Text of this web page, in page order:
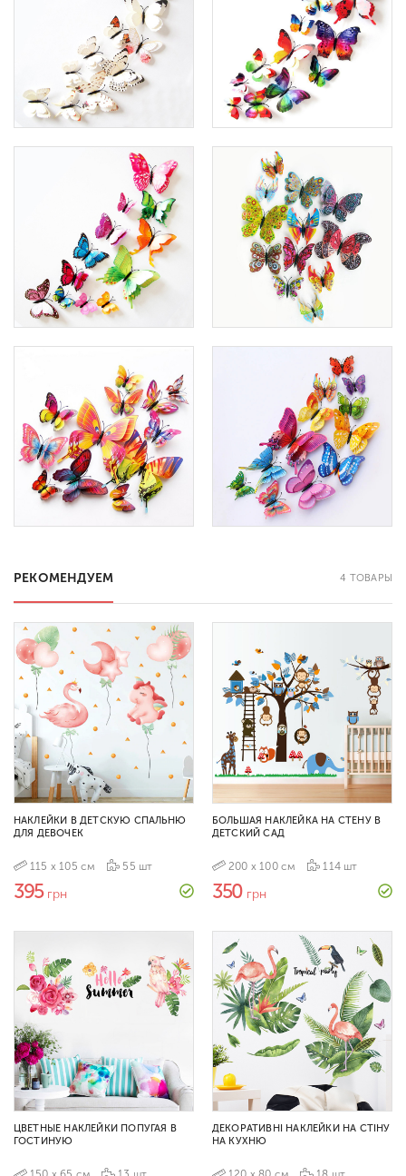
РЕКОМЕНДУЕМ 4 ТОВАРЫ
НАКЛЕЙКИ В ДЕТСКУЮ СПАЛЬНЮ
ДЛЯ ДЕВОЧЕК
115 х 105 см 55 шт
395грн
БОЛЬШАЯ НАКЛЕЙКА НА СТЕНУ В
ДЕТСКИЙ САД
200 х 100 см 114 шт
350 грн
ЦВЕТНЫЕ НАКЛЕЙКИ ПОПУГАЯ В
ГОСТИНУЮ
ДЕКОРАТИВНІ НАКЛЕЙКИ НА СТІНУ
НА КУХНЮ